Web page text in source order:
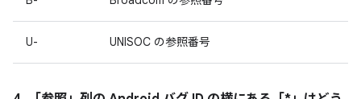
U- UNISOC の参照番号